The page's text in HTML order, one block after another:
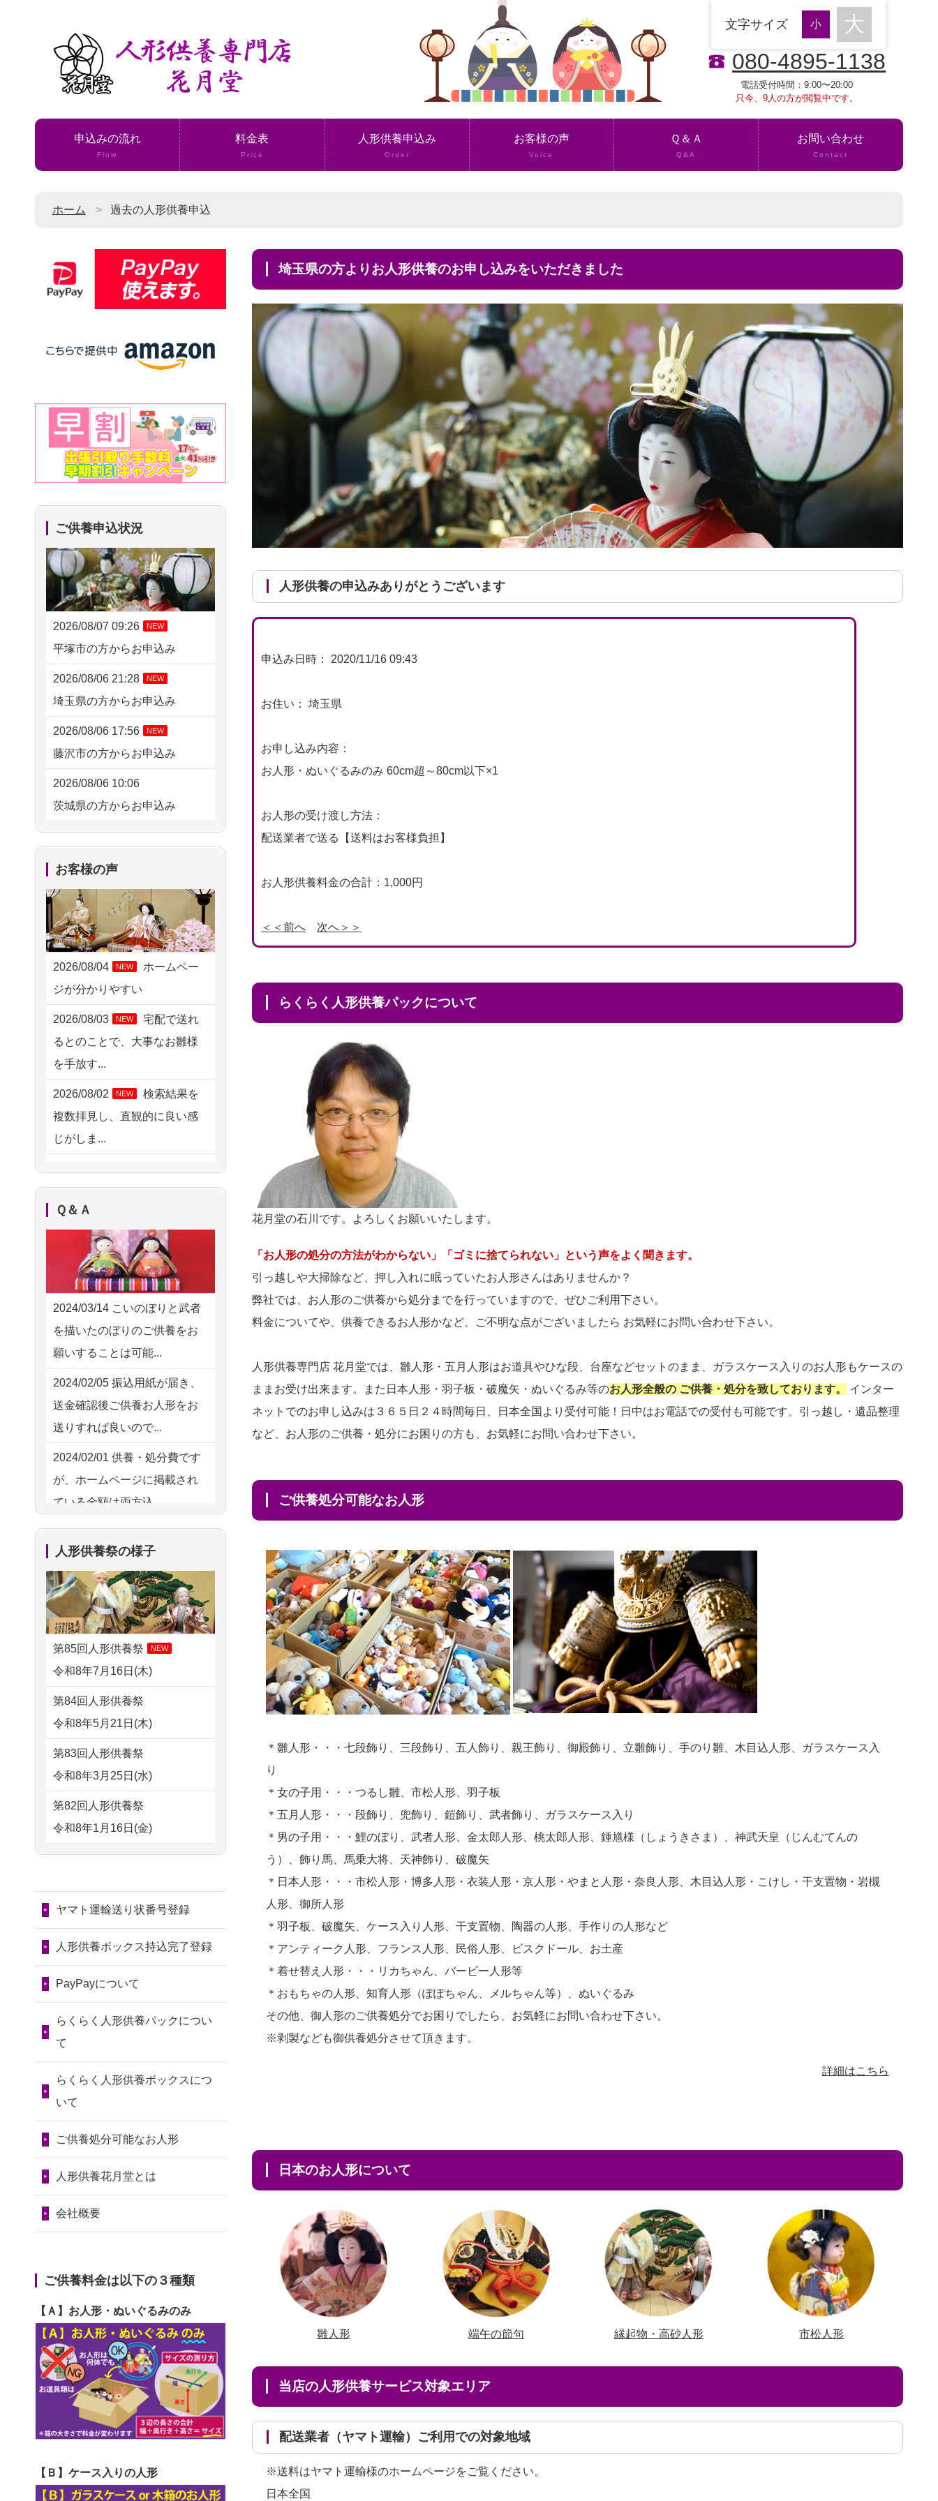
080-4895-1138
電話受付時間：9:00〜20:00
只今、9人の方が閲覧中です。
文字サイズ
申込みの流れ
Flow
料金表
Price
人形供養申込み
Order
お客様の声
Voice
Ｑ＆Ａ
Q&A
お問い合わせ
Contact
ホーム 過去の人形供養申込
埼玉県の方よりお人形供養のお申し込みをいただきました
人形供養の申込みありがとうございます
申込み日時： 2020/11/16 09:43
お住い： 埼玉県
お申し込み内容：
お人形・ぬいぐるみのみ 60cm超～80cm以下×1
お人形の受け渡し方法：
配送業者で送る【送料はお客様負担】
お人形供養料金の合計：1,000円
＜＜前へ 次へ＞＞
らくらく人形供養パックについて
花月堂の石川です。よろしくお願いいたします。
「お人形の処分の方法がわからない」「ゴミに捨てられない」という声をよく聞きます。
引っ越しや大掃除など、押し入れに眠っていたお人形さんはありませんか？
弊社では、お人形のご供養から処分までを行っていますので、ぜひご利用下さい。
料金についてや、供養できるお人形かなど、ご不明な点がございましたら お気軽にお問い合わせ下さい。
人形供養専門店 花月堂では、雛人形・五月人形はお道具やひな段、台座などセットのまま、ガラスケース入りのお人形もケースの
ままお受け出来ます。また日本人形・羽子板・破魔矢・ぬいぐるみ等のお人形全般の ご供養・処分を致しております。
インター
ネットでのお申し込みは３６５日２４時間毎日、日本全国より受付可能！日中はお電話での受付も可能です。引っ越し・遺品整理
など、お人形のご供養・処分にお困りの方も、お気軽にお問い合わせ下さい。
ご供養処分可能なお人形
＊雛人形・・・七段飾り、三段飾り、五人飾り、親王飾り、御殿飾り、立雛飾り、手のり雛、木目込人形、ガラスケース入
り
＊女の子用・・・つるし雛、市松人形、羽子板
＊五月人形・・・段飾り、兜飾り、鎧飾り、武者飾り、ガラスケース入り
＊男の子用・・・鯉のぼり、武者人形、金太郎人形、桃太郎人形、鍾馗様（しょうきさま）、神武天皇（じんむてんの
う）、飾り馬、馬乗大将、天神飾り、破魔矢
＊日本人形・・・市松人形・博多人形・衣装人形・京人形・やまと人形・奈良人形、木目込人形・こけし・干支置物・岩槻
人形、御所人形
＊羽子板、破魔矢、ケース入り人形、干支置物、陶器の人形、手作りの人形など
＊アンティーク人形、フランス人形、民俗人形、ビスクドール、お土産
＊着せ替え人形・・・リカちゃん、バービー人形等
＊おもちゃの人形、知育人形（ぽぽちゃん、メルちゃん等）、ぬいぐるみ
その他、御人形のご供養処分でお困りでしたら、お気軽にお問い合わせ下さい。
※剥製なども御供養処分させて頂きます。
詳細はこちら
日本のお人形について
雛人形 端午の節句 縁起物・高砂人形 市松人形
当店の人形供養サービス対象エリア
配送業者（ヤマト運輸）ご利用での対象地域
※送料はヤマト運輸様のホームページをご覧ください。
日本全国
ご供養申込状況
2026/08/07 09:26 NEW
平塚市の方からお申込み
2026/08/06 21:28 NEW
埼玉県の方からお申込み
2026/08/06 17:56 NEW
藤沢市の方からお申込み
2026/08/06 10:06
茨城県の方からお申込み
2026/08/06 09:17
2026/08/06 06:48
横浜市の方からお申込み
2026/08/05 15:07
東京都の方からお申込み
2026/08/05 11:33
神奈川の方からお申込み
2026/08/04 17:34
西亀有の方からお申込み
2026/08/04 15:40
千葉県の方からお申込み
東京都の方からお申込み
2026/08/04 00:38
2026/08/03 21:17
愛知県の方からお申込み
2026/08/02 18:47
虎ノ門の方からお申込み
2026/08/02 11:15
千葉県の方からお申込み
2026/08/02 10:39
神奈川の方からお申込み
2026/08/02 09:15
神奈川の方からお申込み
2026/08/02 06:46
2026/08/01 19:28
東京都の方からお申込み
2026/08/01 17:10
東京都の方からお申込み
2026/08/01 11:07
さいたの方からお申込み
2026/07/31 17:28
栃木県の方からお申込み
2026/07/31 12:32
東京都の方からお申込み
2026/07/31 10:29
京都市の方からお申込み
埼玉県の方からお申込み
2026/07/30 17:02
2026/07/30 15:59
神奈川の方からお申込み
2026/07/29 15:08
お客様の声
2026/08/04 NEW
ホームペー
ジが分かりやすい
2026/08/03 NEW
宅配で送れ
るとのことで、大事なお雛様
を手放す...
2026/08/02 NEW
検索結果を
複数拝見し、直観的に良い感
じがしま...
ハードルが高そうに思えるの
ですが、...
2026/08/02 NEW
祖母の人形
供養の際も利用させていただ
き安心感がある
お人形の仕
分けなども丁寧に行う様子か
ら、大切...
供養の内容（料金
や送り方等）がとても丁寧に
説...
つい先日も利用さ
せていただきました。 手続...
人形をきちんと供養してくだ
2026/07/15 子供の頃から可愛
がってきた七段飾りの雛人形
2026/07/15 お客様の声を読
が...
達を、ちゃんと供養したく、
2026/07/10家から近かったの
で。
2026/07/08誰も住んでいない
実家の片付けを始めました。
...
2026/07/06 9年間自由が丘店を
見守ってくれてありがとう。
2026/07/05
しっかりとお人形
2026/06/30 長年大事にしてき
た雛人形です、供養していた
2026/06/29
一緒にお雛様を出しました。
お...
2026/06/28きちんと供養して
いただけると思ったので、お
ぐるみを供養いただいたこと
が...
Ｑ＆Ａ
2024/03/14 こいのぼりと武者
を描いたのぼりのご供養をお
願いすることは可能...
2024/02/05 振込用紙が届き、
送金確認後ご供養お人形をお
送りすれば良いので...
2024/02/01 供養・処分費です
が、ホームページに掲載され
ている金額は両方込...
2024/01/27実家にある七段飾
りの雛人形を処分したいので
すが 母親が高齢...
2024/01/13剥製の供養・処分
をお願いできますか？
が？
供養・処分したいのですが、
お雛様とお内裏様だ...
2024/01/13供養申込みの後、
供養祭までお人形はどうなっ
てるのですか？
が、きちんと供養してもらえ
るのですか？
お願いできますか？
2024/01/13供養後の通知はも
らえますか？
人形以外はどうしてるのです
か？
人形はどうなるのでしょう
か？
しても良いですか？
人形供養祭の様子
第85回人形供養祭 NEW
令和8年7月16日(木)
第84回人形供養祭
令和8年5月21日(木)
第83回人形供養祭
令和8年3月25日(水)
第82回人形供養祭
令和8年1月16日(金)
第81回人形供養祭
第80回人形供養祭
第79回人形供養祭
令和7年8月2日(土)
第78回人形供養祭
令和7年6月20日(金)
第76回人形供養祭
令和7年2月28日(金)
第75回人形供養祭
令和7年1月17日(金)
第73回人形供養祭
第72回人形供養祭
令和6年9月9日(月)
第71回人形供養祭
令和6年8月1日(木)
第70回人形供養祭
第69回人形供養祭
ヤマト運輸送り状番号登録
人形供養ボックス持込完了登録
PayPayについて
らくらく人形供養パックについ
て
らくらく人形供養ボックスにつ
いて
ご供養処分可能なお人形
人形供養花月堂とは
会社概要
ご供養料金は以下の３種類
【Ａ】お人形・ぬいぐるみのみ
【Ｂ】ケース入りの人形